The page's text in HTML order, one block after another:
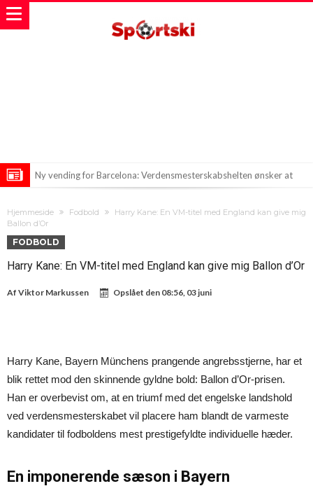
Ny vending for Barcelona: Verdensmesterskabshelten ønsker at
flere
Liverpool og Arsenal i intens jagt på talentfuld forsvarsspiller!
Hjemmeside Fodbold
Harry Kane: En VM-titel med England kan give mig
Ballon d’Or
FODBOLD
Harry Kane: En VM-titel med England kan give mig Ballon d’Or
Af Viktor Markussen Opslået den 08:56, 03 juni
Harry Kane, Bayern Münchens prangende angrebsstjerne, har et
blik rettet mod den skinnende gyldne bold: Ballon d’Or-prisen.
Han er overbevist om, at en triumf med det engelske landshold
ved verdensmesterskabet vil placere ham blandt de varmeste
kandidater til fodboldens mest prestigefyldte individuelle hæder.
En imponerende sæson i Bayern